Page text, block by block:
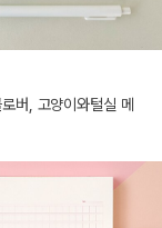
버, 고양이와털실 메